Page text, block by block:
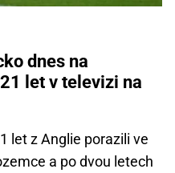
dnes na
let v televizi na
let z Anglie porazili ve
a po dvou letech